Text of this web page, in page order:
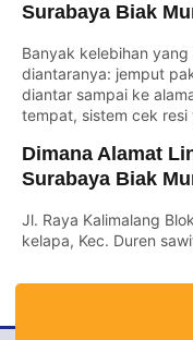
Surabaya Biak
Banyak kelebihan
diantaranya: jemput
diantar sampai ke
tempat, sistem cek
Dimana Alamat
Surabaya Biak
Jl. Raya Kalimalang
kelapa, Kec. Duren